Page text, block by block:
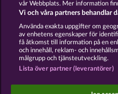
Om Företaget
Skicka in en
Sociala casinospel är
vår Webbplats. Mer information
Vi och våra partners behandlar
Använda exakta uppgifter om
av enhetens egenskaper för
få åtkomst till information på en
och innehåll, reklam- och
målgrupp och tjänsteutveckling.
Lista över partner (leverantörer)